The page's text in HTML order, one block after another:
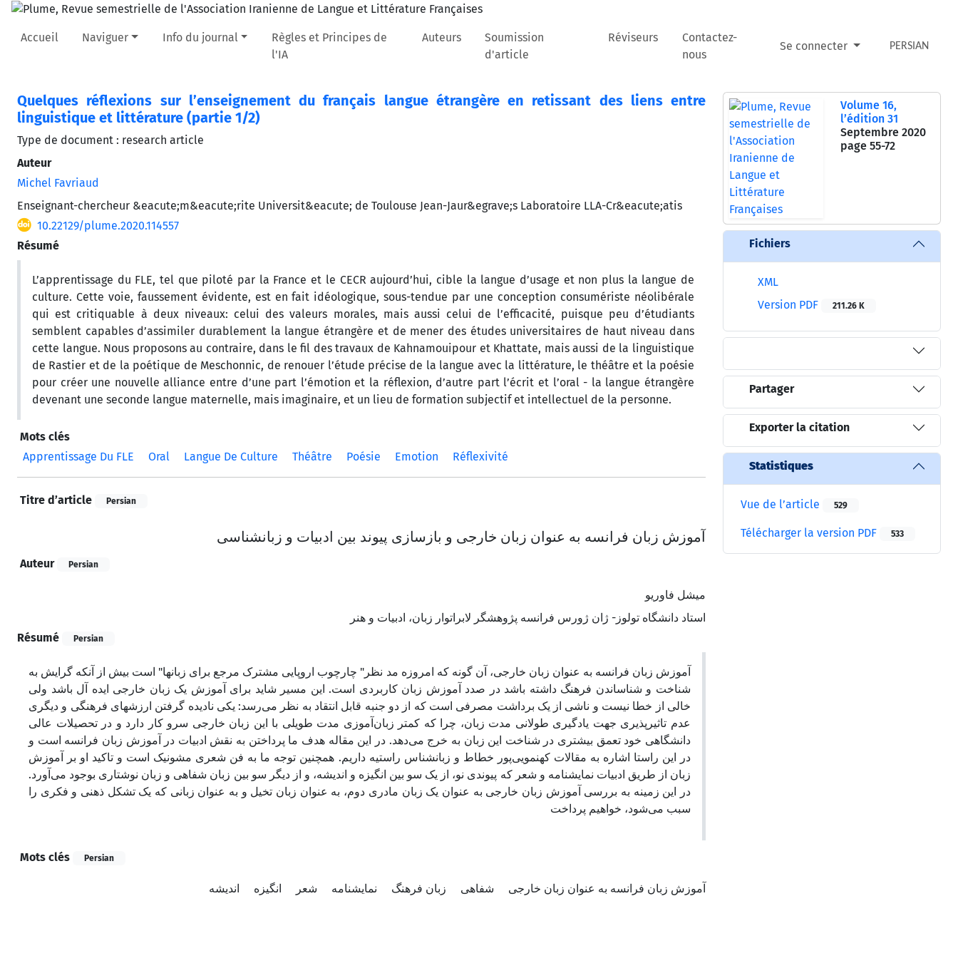
Accueil Naviguer Info du journal
Règles et Principes de
l'IA
Auteurs
Soumission
d'article
Réviseurs
Contactez-
nous
Se connecter PERSIAN
Quelques réflexions sur l’enseignement du français langue étrangère en retissant des liens entre
linguistique et littérature (partie 1/2)
Type de document : research article
Auteur
Michel Favriaud
Enseignant-chercheur &eacute;m&eacute;rite Universit&eacute; de Toulouse Jean-Jaur&egrave;s Laboratoire LLA-Cr&eacute;atis
10.22129/plume.2020.114557
Résumé
L’apprentissage du FLE, tel que piloté par la France et le CECR aujourd’hui, cible la langue d’usage et non plus la langue de
culture. Cette voie, faussement évidente, est en fait idéologique, sous-tendue par une conception consumériste néolibérale
qui est critiquable à deux niveaux: celui des valeurs morales, mais aussi celui de l’efficacité, puisque peu d’étudiants
semblent capables d’assimiler durablement la langue étrangère et de mener des études universitaires de haut niveau dans
cette langue. Nous proposons au contraire, dans le fil des travaux de Kahnamouipour et Khattate, mais aussi de la linguistique
de Rastier et de la poétique de Meschonnic, de renouer l’étude précise de la langue avec la littérature, le théâtre et la poésie
pour créer une nouvelle alliance entre d’une part l’émotion et la réflexion, d’autre part l’écrit et l’oral - la langue étrangère
devenant une seconde langue maternelle, mais imaginaire, et un lieu de formation subjectif et intellectuel de la personne.
Mots clés
Apprentissage Du FLE
Oral Langue De Culture Théâtre Poésie Emotion Réflexivité
Titre d’article Persian
آﻣﻮزش زﺑﺎن ﻓﺮاﻧﺴﻪ ﺑﻪ ﻋﻨﻮان زﺑﺎن ﺧﺎرﺟﯽ و ﺑﺎزﺳﺎزی ﭘﯿﻮﻧﺪ ﺑﯿﻦ ادﺑﯿﺎت و زﺑﺎﻧﺸﻨﺎﺳﯽ
Auteur Persian
میشل فاوریو
اﺳﺘﺎد داﻧﺸﮕﺎه ﺗﻮﻟﻮز- ژان ژورس ﻓﺮاﻧﺴﻪ ﭘﮋوهشگر ﻻﺑﺮاﺗﻮار زﺑﺎن، ادﺑﯿﺎت و هنر
Résumé
Persian
آموزش زبان فرانسه به عنوان زبان خارجی، آن گونه که امروزه مد نظر" چارچوب اروپایی مشترک مرجع برای زبانها" است بیش از آنکه گرایش به
شناخت و شناساندن فرهنگ داشته باشد در صدد آموزش زبان کاربردی است. این مسیر شاید برای آموزش یک زبان خارجی ایده آل باشد ولی
خالی از خطا نیست و ناشی از یک برداشت مصرفی است که از دو جنبه قابل انتقاد به نظر می‌رسد: یکی نادیده گرفتن ارزشهای فرهنگی و دیگری
عدم تاثیر‌پذیری جهت یادگیری طولانی مدت زبان، چرا که کمتر زبان‌آموزی مدت طویلی با این زبان خارجی سرو کار دارد و در تحصیلات عالی
دانشگاهی خود تعمق بیشتری در شناخت این زبان به خرج می‌دهد. در این مقاله هدف ما پرداختن به نقش ادبیات در آموزش زبان فرانسه است و
در این راستا اشاره به مقالات کهنمویی‌پور خطاط و زبانشناس راستیه داریم. همچنین توجه ما به فن شعری مشونیک است و تاکید او بر آموزش
زبان از طریق ادبیات نمایشنامه و شعر که پیوندی نو، از یک سو بین انگیزه و اندیشه، و از دیگر سو بین زبان شفاهی و زبان نوشتاری بوجود می‌آورد.
در این زمینه به بررسی آموزش زبان خارجی به عنوان یک زبان مادری دوم، به عنوان زبان تخیل و به عنوان زبانی که یک تشکل ذهنی و فکری را
سبب می‌شود، خواهیم پرداخت
Mots clés Persian
آموزش زبان فرانسه به عنوان زبان خارجی شفاهی زبان فرهنگ نمایشنامه شعر انگیزه اندیشه
Volume 16,
l’édition 31
Septembre 2020
page 55-72
Fichiers
XML
Version PDF
211.26 K
Partager
Exporter la citation
Statistiques
Vue de l’article 529
Télécharger la version PDF 533